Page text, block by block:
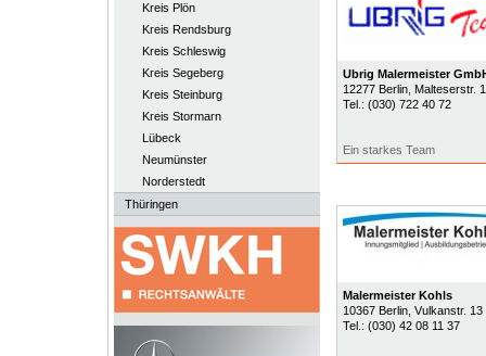
Kreis Plön
Kreis Rendsburg
Kreis Schleswig
Kreis Segeberg
Kreis Steinburg
Kreis Stormarn
Lübeck
Neumünster
Norderstedt
Thüringen
Ubrig Malermeister
12277 Berlin, Malteserstr.
Tel.: (030) 722 40 72
Ein starkes Team
Malermeister Kohls
10367 Berlin, Vulkanstr. 13
Tel.: (030) 42 08 11 37